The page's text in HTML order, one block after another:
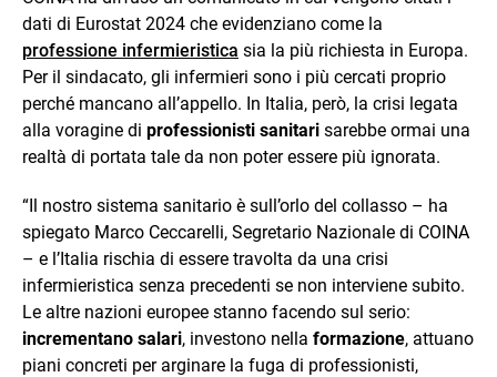
dati di Eurostat 2024 che evidenziano come la
professione infermieristica sia la più richiesta in Europa.
Per il sindacato, gli infermieri sono i più cercati proprio
perché mancano all’appello. In Italia, però, la crisi legata
alla voragine di professionisti sanitari sarebbe ormai una
realtà di portata tale da non poter essere più ignorata.
“Il nostro sistema sanitario è sull’orlo del collasso – ha
spiegato Marco Ceccarelli, Segretario Nazionale di COINA
– e l’Italia rischia di essere travolta da una crisi
infermieristica senza precedenti se non interviene subito.
Le altre nazioni europee stanno facendo sul serio:
incrementano salari, investono nella formazione, attuano
piani concreti per arginare la fuga di professionisti,